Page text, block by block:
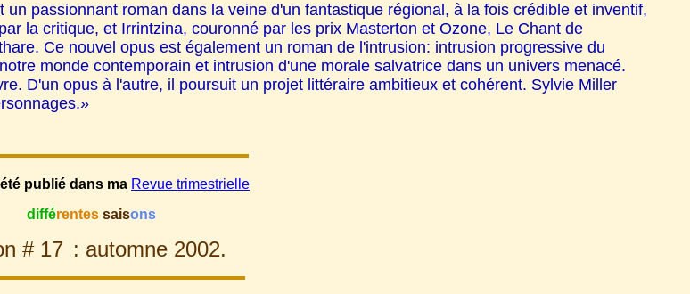
passionnant roman dans la veine d'un fantastique régional, à la fois crédible et inventif,
la critique, et Irrintzina, couronné par les prix Masterton et Ozone, Le Chant de
Ce nouvel opus est également un roman de l'intrusion: intrusion progressive du
monde contemporain et intrusion d'une morale salvatrice dans un univers menacé.
D'un opus à l'autre, il poursuit un projet littéraire ambitieux et cohérent. Sylvie Miller
publié dans ma Revue trimestrielle
différentes saisons
# 17 : automne 2002.